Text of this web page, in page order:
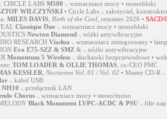
CIRCLE LABS M500 ⸜ wzmacniacz mocy • monobloki
WILCZYŃSKI • Circle Labs ⸜ założyciel,
MILES DAVIS Birth of the Cool , remaster 2026 • SACD/
Classique Duo ⸜ wzmacniacz mocy • monobloki
Newton Diamond ⸜ nóżki antywibracyjne
RESEARCH Viadua ⸜ wzmacniacz zintegrowany •
Evo E75-SZZ & SMZ & ⸜ nóżki antywibracyjne
Momentum 5 Wireless ⸜ słuchawki bezprzewodowe •
TOM LOADER & OLLIE THOMAS , co-CEO PMC
KESSLER Nocturnes Vol. 01 / Vol. 02 • Master CD-R
⸜ kabel USB
NH10 ⸜ przełącznik LAN
Chorus ⸜ wzmacniacz mocy • stereo/mono
Black Monument LVPC-ACDC & PSU ⸜ filtr